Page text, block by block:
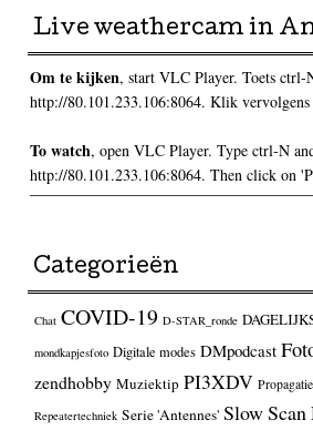
Live weathercam in
Om te kijken, start VLC Player. Toets ctrl-
http://80.101.233.106:8064. Klik
To watch, open VLC Player. Type ctrl-N
http://80.101.233.106:8064. Then click on
Categorieën
Chat COVID-19 D-STAR_ronde
mondkapjesfoto Digitale modes DMpodcast
zendhobby Muziektip PI3XDV
Repeatertechniek Serie 'Antennes' Slow Scan